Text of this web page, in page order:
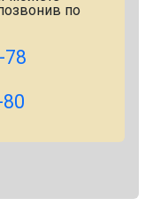
по
78